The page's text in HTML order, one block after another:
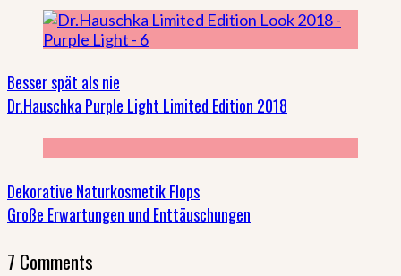
Besser spät als nie
Dr.Hauschka Purple Light Limited Edition 2018
Dekorative Naturkosmetik Flops
Große Erwartungen und Enttäuschungen
7 Comments